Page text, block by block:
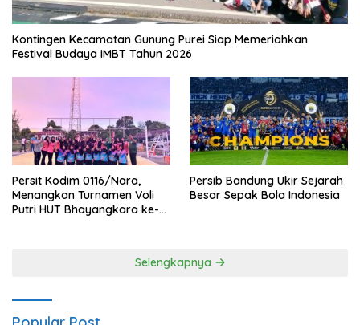
Kontingen Kecamatan Gunung Purei Siap Memeriahkan
Festival Budaya IMBT Tahun 2026
Persit Kodim 0116/Nara,
Menangkan Turnamen Voli
Putri HUT Bhayangkara ke-
Persib Bandung Ukir Sejarah
Besar Sepak Bola Indonesia
Selengkapnya